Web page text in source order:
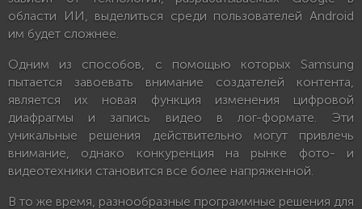
области ИИ, выделиться среди пользователей Android
им будет сложнее.
Одним из способов, с помощью которых Samsung
пытается завоевать внимание создателей контента,
является их новая функция изменения цифровой
диафрагмы и запись видео в лог-формате. Эти
уникальные решения действительно могут привлечь
внимание, однако конкуренция на рынке фото- и
видеотехники становится все более напряженной.
В то же время, разнообразные программные решения для